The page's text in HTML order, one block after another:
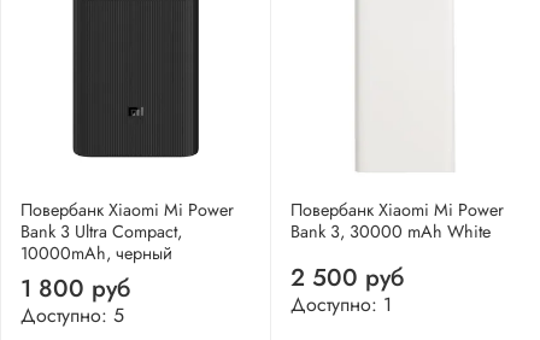
Повербанк Xiaomi Mi Power
Bank 3 Ultra Compact,
10000mAh, черный
1 800 руб
Доступно: 5
Повербанк Xiaomi Mi Power
Bank 3, 30000 mAh White
2 500 руб
Доступно: 1